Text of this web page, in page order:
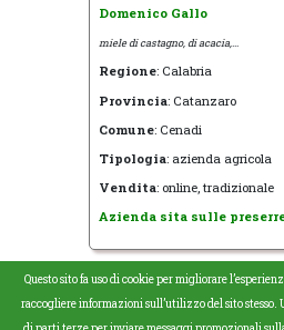
Domenico Gallo
miele di castagno, di acacia,...
Regione: Calabria
Provincia: Catanzaro
Comune: Cenadi
Tipologia: azienda agricola
Vendita: online, tradizionale
Azienda sita sulle
Questo sito fa uso di cookie per migliorare
raccogliere informazioni sull’utilizzo del sito